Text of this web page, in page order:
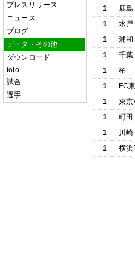
プレスリリース
ニュース
ブログ
データ・その他
ダウンロード
toto
試合
選手
1 鹿島
1
水戸
1
浦和
1
千葉
1
柏
1
FC
1
東京
1
町田
1
川崎
1
横浜